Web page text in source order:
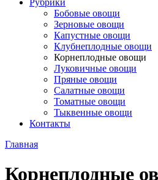
Рубрики
Бобовые овощи
Зерновые овощи
Капустные овощи
Клубнеплодные овощи
Корнеплодные овощи
Луковичные овощи
Пряные овощи
Салатные овощи
Томатные овощи
Тыквенные овощи
Контакты
Главная
Корнеплодные